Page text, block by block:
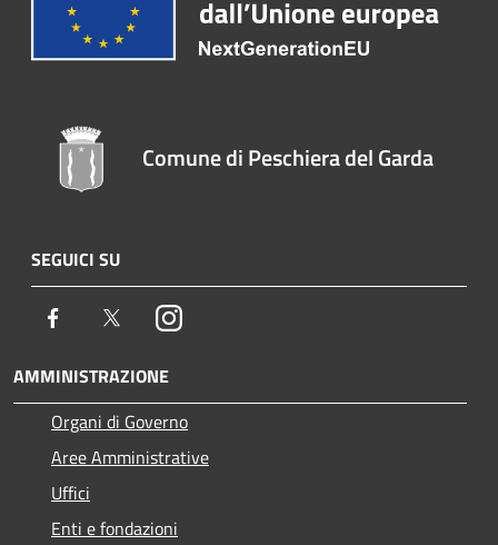
Comune di Peschiera del Garda
SEGUICI SU
Facebook TwitterInstagram
AMMINISTRAZIONE
Organi di Governo
Aree Amministrative
Uffici
Enti e fondazioni